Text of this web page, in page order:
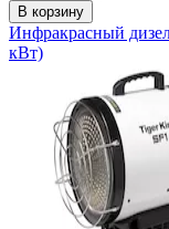
В корзину
Инфракрасный
кВт)